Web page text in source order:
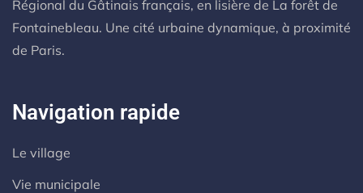
Régional du Gâtinais français, en lisière de La forêt de
Fontainebleau. Une cité urbaine dynamique, à proximité
de Paris.
Navigation rapide
Le village
Vie municipale